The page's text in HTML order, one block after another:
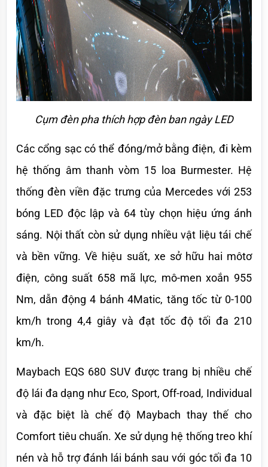
Cụm đèn pha thích hợp đèn ban ngày LED
Các cổng sạc có thể đóng/mở bằng điện, đi kèm
hệ thống âm thanh vòm 15 loa Burmester. Hệ
thống đèn viền đặc trưng của Mercedes với 253
bóng LED độc lập và 64 tùy chọn hiệu ứng ánh
sáng. Nội thất còn sử dụng nhiều vật liệu tái chế
và bền vững. Về hiệu suất, xe sở hữu hai môtơ
điện, công suất 658 mã lực, mô-men xoắn 955
Nm, dẫn động 4 bánh 4Matic, tăng tốc từ 0-100
km/h trong 4,4 giây và đạt tốc độ tối đa 210
km/h.
Maybach EQS 680 SUV được trang bị nhiều chế
độ lái đa dạng như Eco, Sport, Off-road, Individual
và đặc biệt là chế độ Maybach thay thế cho
Comfort tiêu chuẩn. Xe sử dụng hệ thống treo khí
nén và hỗ trợ đánh lái bánh sau với góc tối đa 10